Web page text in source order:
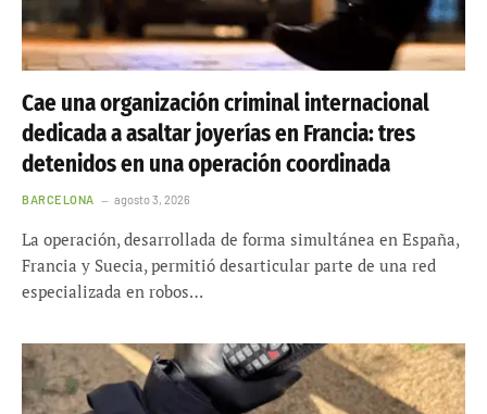
Cae una organización criminal internacional
dedicada a asaltar joyerías en Francia: tres
detenidos en una operación coordinada
BARCELONA agosto 3, 2026
La operación, desarrollada de forma simultánea en España,
Francia y Suecia, permitió desarticular parte de una red
especializada en robos…